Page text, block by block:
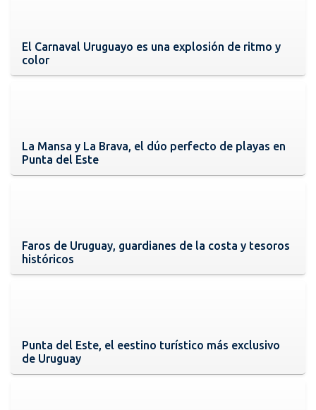
El Carnaval Uruguayo es una explosión de ritmo y
color
La Mansa y La Brava, el dúo perfecto de playas en
Punta del Este
Faros de Uruguay, guardianes de la costa y tesoros
históricos
Punta del Este, el eestino turístico más exclusivo
de Uruguay